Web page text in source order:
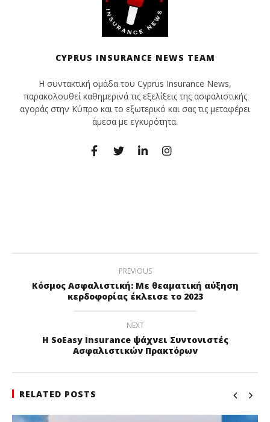
CYPRUS INSURANCE NEWS TEAM
Η συντακτική ομάδα του Cyprus Insurance News,
παρακολουθεί καθημερινά τις εξελίξεις της ασφαλιστικής
αγοράς στην Κύπρο και το εξωτερικό και σας τις μεταφέρει
άμεσα με εγκυρότητα.
PREVIOUS
Κόσμος Ασφαλιστική: Με θεαματική αύξηση
κερδοφορίας έκλεισε το 2023
NEXT
Η SoEasy Insurance ψάχνει Συντονιστές
Ασφαλιστικών Πρακτόρων
RELATED POSTS